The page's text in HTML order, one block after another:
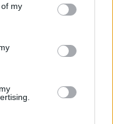
You may click to
its third-party tags to
in below Google
my